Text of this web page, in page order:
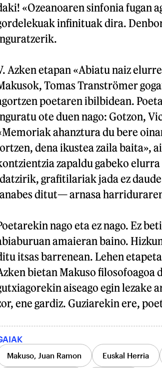
«Ozeanoaren sinfonia fugan
infinituak dira.
Azken etapan «Abiatu naiz
Tomas Tranströmer
poetaren ibilbidean.
ote duen nago: Gotzon,
ahanztura du bere
dena ikustea zaila baita»,
zapaldu gabeko elurra
grafitilariak jada ez
ditut— arnasa
nago eta ez nago. Ez
amaieran baino.
itsas barrenean. Lehen
bietan Makuso filosofoagoa
aiseago egin lezake
ene gardiz. Guziarekin ere,
Makuso, Juan Ramon Euskal Herria